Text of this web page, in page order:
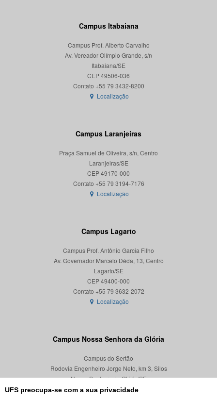
UFS preocupa-se com a sua privacidade
Campus Itabaiana
Campus Prof. Alberto Carvalho
Av. Vereador Olímpio Grande, s/n
Itabaiana/SE
CEP 49506-036
Localização
Campus Laranjeiras
Praça Samuel de Oliveira, s/n, Centro
Laranjeiras/SE
CEP 49170-000
Localização
Campus Lagarto
Campus Prof. Antônio Garcia Filho
Av. Governador Marcelo Déda, 13, Centro
Lagarto/SE
CEP 49400-000
Localização
Campus Nossa Senhora da Glória
Campus do Sertão
Rodovia Engenheiro Jorge Neto, km 3, Silos
Nossa Senhora da Glória/SE
CEP 49680-000